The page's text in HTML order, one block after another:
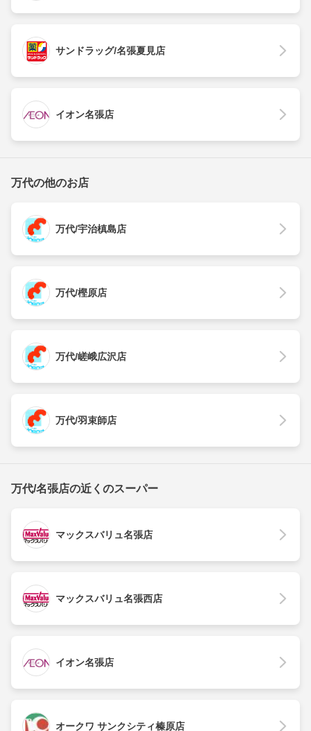
サンドラッグ/名張夏見店
イオン名張店
万代の他のお店
万代/宇治槙島店
万代/樫原店
万代/嵯峨広沢店
万代/羽束師店
万代/名張店の近くのスーパー
マックスバリュ名張店
マックスバリュ名張西店
イオン名張店
オークワ サンクシティ榛原店